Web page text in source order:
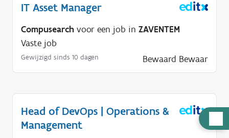
u
IT Asset Manager
Compusearch voor een job in ZAVENTEM
Vaste job
Gewijzigd sinds 10 dagen Bewaard Bewaar
Head of DevOps | Operations &
Management